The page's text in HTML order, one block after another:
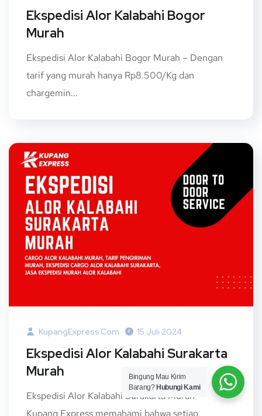
Ekspedisi Alor Kalabahi Bogor
Murah
Ekspedisi Alor Kalabahi Bogor Murah – Dengan
tarif yang murah hanya Rp8.500/Kg dan
chargemin...
KupangExpress.com 15 Juli 2024
Ekspedisi Alor Kalabahi Surakarta
Murah
Ekspedisi Alor Kalabahi Surakarta Murah –
Kupang Express memahami bahwa setiap
Bingung Mau Kirim
Barang? Hubungi Kami